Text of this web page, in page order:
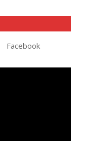
Facebook